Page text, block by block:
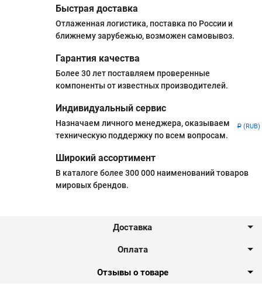
Р (RUB)
Быстрая доставка
Отлаженная логистика, поставка по России и
ближнему зарубежью, возможен самовывоз.
Гарантия качества
Более 30 лет поставляем проверенные
компоненты от известных производителей.
Индивидуальный сервис
Назначаем личного менеджера, оказываем
техническую поддержку по всем вопросам.
Широкий ассортимент
В каталоге более 300 000 наименований товаров
мировых брендов.
Доставка
Оплата
Отзывы о товаре